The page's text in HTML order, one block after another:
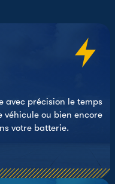
avec précision le temps
véhicule ou bien encore
votre batterie.